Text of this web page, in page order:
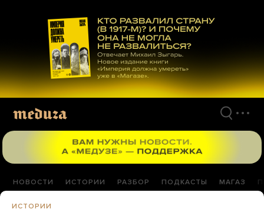
материалам
НОВОСТИ ИСТОРИИ РАЗБОР ПОДКАСТЫ МАГАЗ
ИСТОРИИ